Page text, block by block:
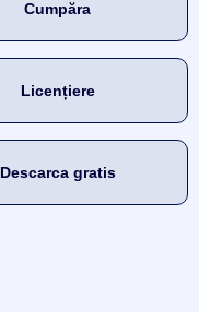
Cumpăra
Licențiere
Descarca gratis